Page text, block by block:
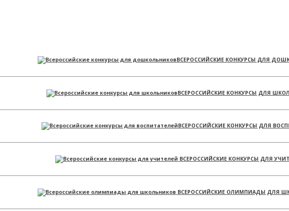
ВСЕРОССИЙСКИЕ КОНКУРСЫ ДЛЯ
ВСЕРОССИЙСКИЕ КОНКУРСЫ ДЛЯ
ВСЕРОССИЙСКИЕ КОНКУРСЫ ДЛЯ
ВСЕРОССИЙСКИЕ КОНКУРСЫ ДЛЯ
ВСЕРОССИЙСКИЕ ОЛИМПИАДЫ ДЛЯ